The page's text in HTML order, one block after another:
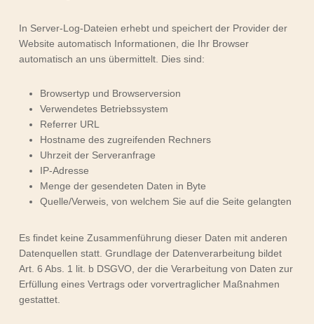
In Server-Log-Dateien erhebt und speichert der Provider der
Website automatisch Informationen, die Ihr Browser
automatisch an uns übermittelt. Dies sind:
Browsertyp und Browserversion
Verwendetes Betriebssystem
Referrer URL
Hostname des zugreifenden Rechners
Uhrzeit der Serveranfrage
IP-Adresse
Menge der gesendeten Daten in Byte
Quelle/Verweis, von welchem Sie auf die Seite gelangten
Es findet keine Zusammenführung dieser Daten mit anderen
Datenquellen statt. Grundlage der Datenverarbeitung bildet
Art. 6 Abs. 1 lit. b DSGVO, der die Verarbeitung von Daten zur
Erfüllung eines Vertrags oder vorvertraglicher Maßnahmen
gestattet.